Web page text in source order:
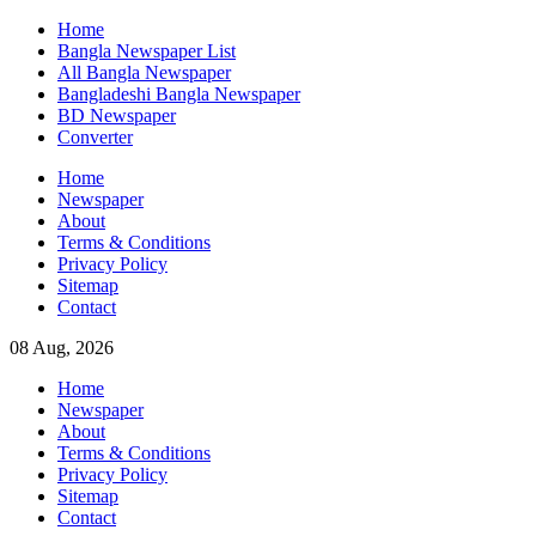
Skip
content
Home
Bangla Newspaper List
All Bangla Newspaper
Bangladeshi Bangla Newspaper
BD Newspaper
Converter
Home
Newspaper
About
Terms & Conditions
Privacy Policy
Sitemap
Contact
08 Aug, 2026
Home
Newspaper
About
Terms & Conditions
Privacy Policy
Sitemap
Contact